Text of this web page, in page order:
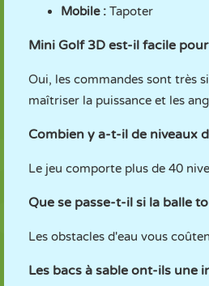
Mobile : Tapoter
Mini Golf 3D est-il facile
Oui, les commandes sont très
maîtriser la puissance et les
Combien y a-t-il de niveaux
Le jeu comporte plus de 40
Que se passe-t-il si la balle
Les obstacles d'eau vous
Les bacs à sable ont-ils une